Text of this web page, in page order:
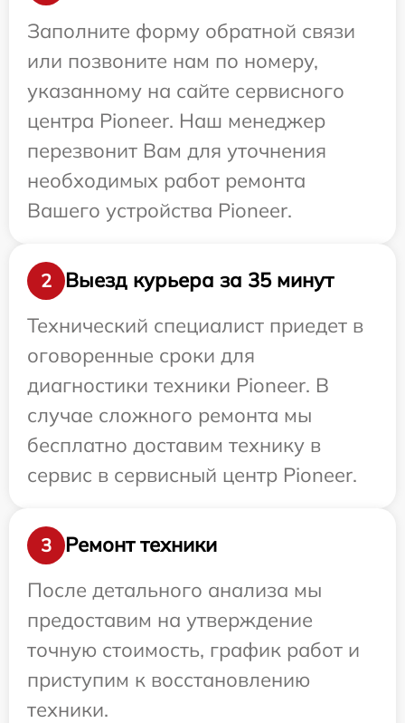
Заполните форму обратной связи
или позвоните нам по номеру,
указанному на сайте сервисного
центра Pioneer. Наш менеджер
перезвонит Вам для уточнения
необходимых работ ремонта
Вашего устройства Pioneer.
2
Выезд курьера за 35 минут
Технический специалист приедет в
оговоренные сроки для
диагностики техники Pioneer. В
случае сложного ремонта мы
бесплатно доставим технику в
сервис в сервисный центр Pioneer.
3
Ремонт техники
После детального анализа мы
предоставим на утверждение
точную стоимость, график работ и
приступим к восстановлению
техники.